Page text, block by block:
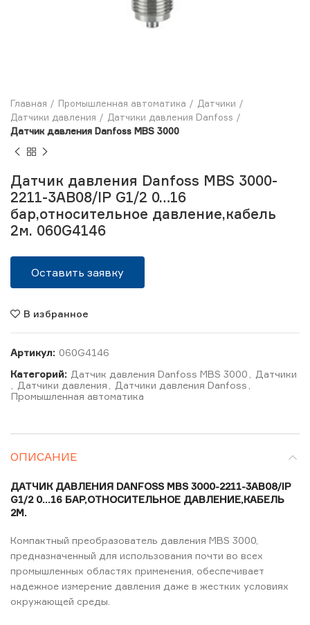
Главная Промышленная автоматика
Датчики
Датчики давления
Датчики давления Danfoss
Датчик давления Danfoss MBS 3000
Датчик давления Danfoss MBS 3000-
2211-3AB08/IP G1/2 0…16
бар,относительное давление,кабель
2м. 060G4146
Оставить заявку
В избранное
Артикул: 060G4146
Категорий: Датчик давления Danfoss MBS 3000
Датчики
Датчики давления Датчики давления Danfoss
Промышленная автоматика
ОПИСАНИЕ
ДАТЧИК ДАВЛЕНИЯ DANFOSS MBS 3000-2211-3AB08/IP
G1/2 0…16 БАР,ОТНОСИТЕЛЬНОЕ ДАВЛЕНИЕ,КАБЕЛЬ
2М.
Компактный преобразователь давления MBS 3000,
предназначенный для использования почти во всех
промышленных областях применения, обеспечивает
надежное измерение давления даже в жестких условиях
окружающей среды.